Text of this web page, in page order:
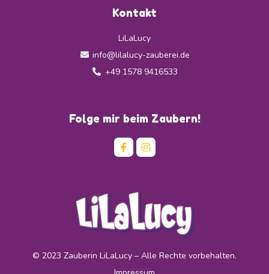
Kontakt
LiLaLucy
info@lilalucy-zauberei.de
+49 1578 9416533
Folge mir beim Zaubern!
© 2023 Zauberin LiLaLucy – Alle Rechte vorbehalten.